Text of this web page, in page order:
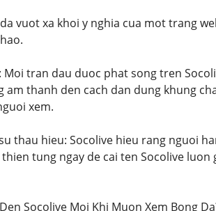
da vuot xa khoi y nghia cua mot trang
tran dau duoc phat song tren
am thanh den cach dan dung khung
xem.
thau hieu: Socolive hieu rang nguoi
tung ngay de cai ten Socolive
Socolive Moi Khi Muon Xem Bong